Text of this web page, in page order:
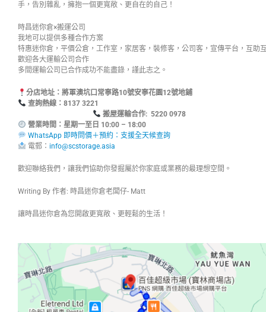
手，告別雜亂，擁抱一個更寬敞、更自在的自己！
時昌迷你倉×搬運公司
我地可以提供多種合作方案
特惠迷你倉，平價公倉，工作室，家居客，裝修客，公司客，宣傳平台，互助
歡迎各大運輸公司合作
多間運輸公司已合作成功不能盡錄，謹此志之。
分店地址：將軍澳坑口常寧路10號安寧花園12號地鋪
查詢熱線：
搬屋運輸合作: 5220 0978
營業時間：星期一至日 10:00 – 18:00
WhatsApp 即時問價＋預約：支援全天候查詢
電郵： info@scstorage.asia
歡迎聯絡我們，讓我們協助你發掘屬於你家庭或業務的最理想空間。
Writing By 作者: 時昌迷你倉老闆仔- Matt
讓時昌迷你倉為您開啟更寬敞、更輕鬆的生活！